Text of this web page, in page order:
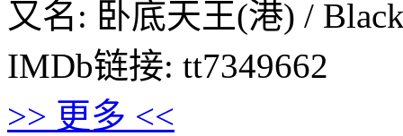
又名: 卧底天王(港) /
IMDb链接: tt7349662
>> 更多 <<